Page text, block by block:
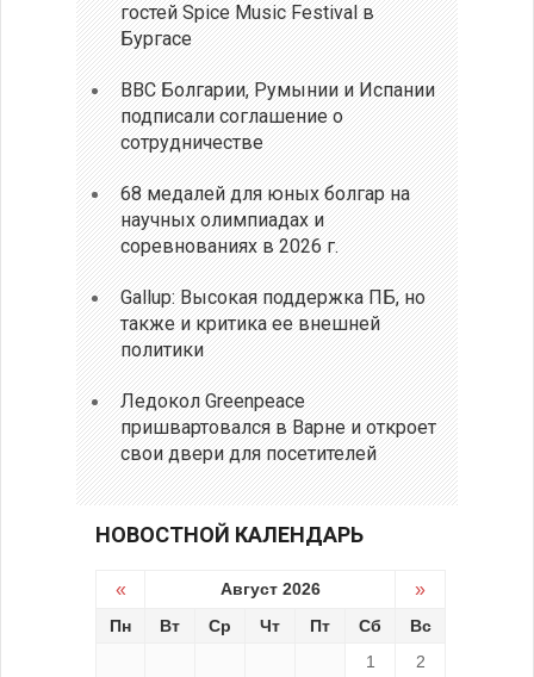
гостей Spice Music Festival в
Бургасе
ВВС Болгарии, Румынии и Испании
подписали соглашение о
сотрудничестве
68 медалей для юных болгар на
научных олимпиадах и
соревнованиях в 2026 г.
Gallup: Высокая поддержка ПБ, но
также и критика ее внешней
политики
Ледокол Greenpeace
пришвартовался в Варне и откроет
свои двери для посетителей
НОВОСТНОЙ КАЛЕНДАРЬ
« Август 2026 »
Пн Вт Ср Чт Пт Сб
Вс
1
2